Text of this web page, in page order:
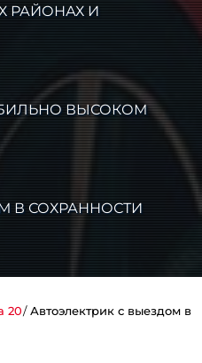
РАЙОНАХ И
ВЫСОКОМ
В СОХРАННОСТИ
20
Автоэлектрик с выездом в